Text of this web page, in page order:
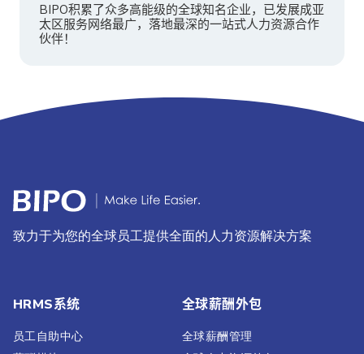
BIPO积累了众多高能级的全球知名企业，已发展成亚
太区服务网络最广，落地最深的一站式人力资源合作
伙伴！
致力于为您的全球员工提供全面的人力资源解决方案
HRMS系统
员工自助中心
全球薪酬外包
全球薪酬管理